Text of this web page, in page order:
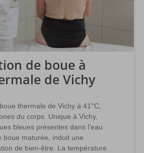
de boue à
de Vichy
thermale de Vichy à 41°C,
du corps. Unique à Vichy,
bleues présentes dans l’eau
boue maturée, induit une
de bien-être. La température